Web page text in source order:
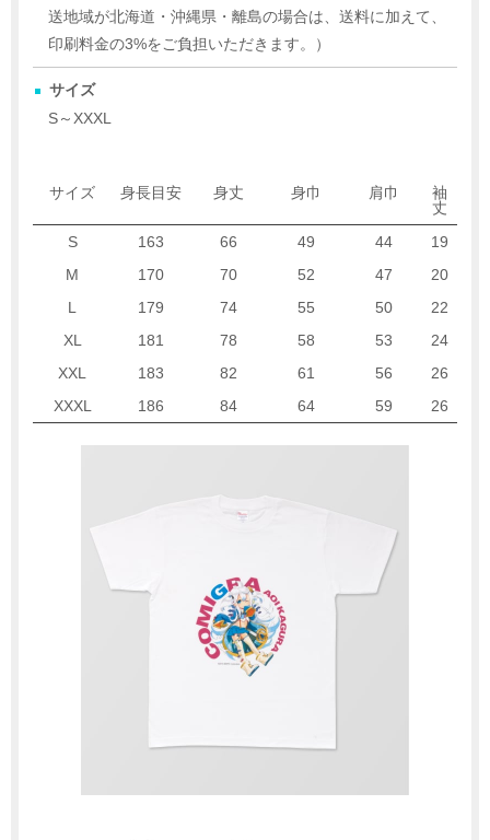
送地域が北海道・沖縄県・離島の場合は、送料に加えて、
印刷料金の3%をご負担いただきます。）
サイズ
S～XXXL
サイズ 身長目安 身丈 身巾 肩巾
袖
丈
S
163 66 49 44
19
M
170 70 52 47
20
L
179 74 55 50
22
XL
181 78 58 53
24
XXL
183 82 61 56
26
XXXL
186 84 64 59 26